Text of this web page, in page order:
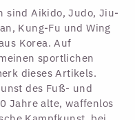
sind Aikido, Judo, Jiu-
Kung-Fu und Wing
Korea. Auf
sportlichen
dieses Artikels.
des Fuß- und
Jahre alte, waffenlos